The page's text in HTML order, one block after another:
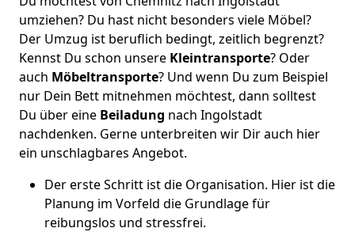
umziehen? Du hast nicht besonders viele Möbel?
Der Umzug ist beruflich bedingt, zeitlich begrenzt?
Kennst Du schon unsere Kleintransporte? Oder
auch Möbeltransporte? Und wenn Du zum Beispiel
nur Dein Bett mitnehmen möchtest, dann solltest
Du über eine Beiladung nach Ingolstadt
nachdenken. Gerne unterbreiten wir Dir auch hier
ein unschlagbares Angebot.
Der erste Schritt ist die Organisation. Hier ist die
Planung im Vorfeld die Grundlage für
reibungslos und stressfrei.